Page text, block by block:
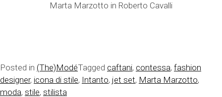
Marta Marzotto in Roberto Cavalli
Posted in (The)ModéTagged caftani, contessa, fashion
designer, icona di stile, Intanto, jet set, Marta Marzotto,
moda, stile, stilista